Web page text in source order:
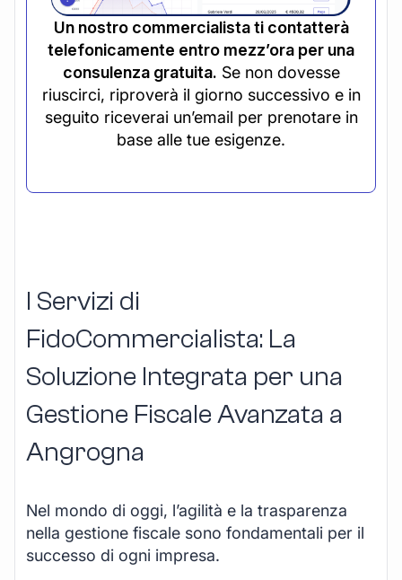
Un nostro commercialista ti contatterà
telefonicamente entro mezz’ora per una
consulenza gratuita. Se non dovesse
riuscirci, riproverà il giorno successivo e in
seguito riceverai un’email per prenotare in
base alle tue esigenze.
I Servizi di
FidoCommercialista: La
Soluzione Integrata per una
Gestione Fiscale Avanzata a
Angrogna
Nel mondo di oggi, l’agilità e la trasparenza
nella gestione fiscale sono fondamentali per il
successo di ogni impresa.